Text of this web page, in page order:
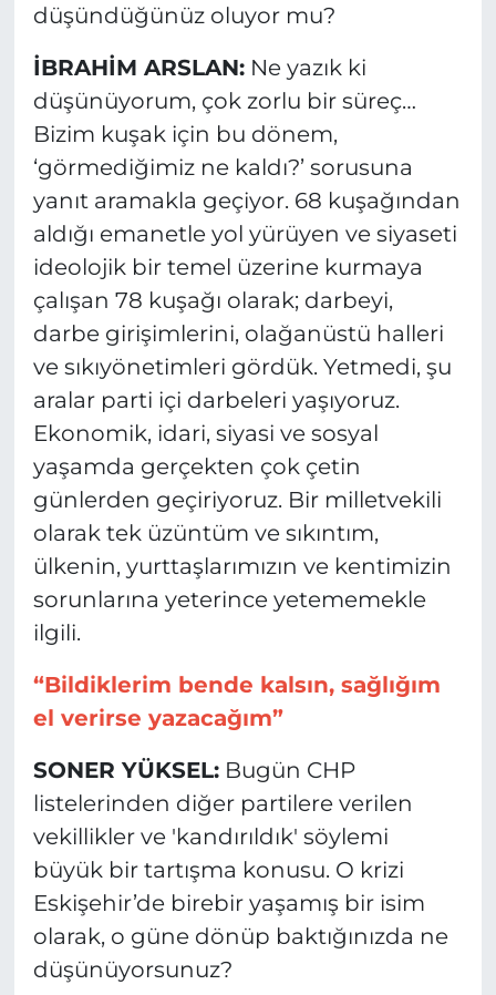
düşündüğünüz oluyor mu?
İBRAHİM ARSLAN:Ne yazık ki
düşünüyorum, çok zorlu bir süreç…
Bizim kuşak için bu dönem,
‘görmediğimiz ne kaldı?’ sorusuna
yanıt aramakla geçiyor. 68 kuşağından
aldığı emanetle yol yürüyen ve siyaseti
ideolojik bir temel üzerine kurmaya
çalışan 78 kuşağı olarak; darbeyi,
darbe girişimlerini, olağanüstü halleri
ve sıkıyönetimleri gördük. Yetmedi, şu
aralar parti içi darbeleri yaşıyoruz.
Ekonomik, idari, siyasi ve sosyal
yaşamda gerçekten çok çetin
günlerden geçiriyoruz. Bir milletvekili
olarak tek üzüntüm ve sıkıntım,
ülkenin, yurttaşlarımızın ve kentimizin
sorunlarına yeterince yetememekle
ilgili.
“Bildiklerim bende kalsın, sağlığım
el verirse yazacağım”
SONER YÜKSEL:Bugün CHP
listelerinden diğer partilere verilen
vekillikler ve 'kandırıldık' söylemi
büyük bir tartışma konusu. O krizi
Eskişehir’de birebir yaşamış bir isim
olarak, o güne dönüp baktığınızda ne
düşünüyorsunuz?